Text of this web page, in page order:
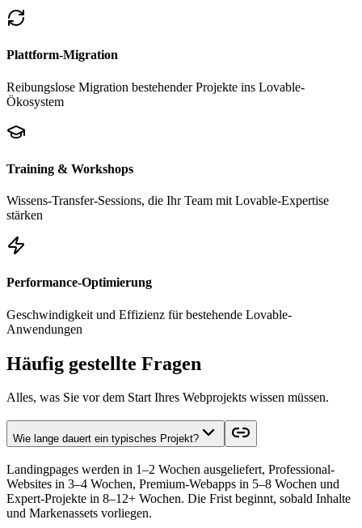
Plattform-Migration
Reibungslose Migration bestehender Projekte ins Lovable-
Ökosystem
Training & Workshops
Wissens-Transfer-Sessions, die Ihr Team mit Lovable-Expertise
stärken
Performance-Optimierung
Geschwindigkeit und Effizienz für bestehende Lovable-
Anwendungen
Häufig gestellte Fragen
Alles, was Sie vor dem Start Ihres Webprojekts wissen müssen.
Wie lange dauert ein typisches Projekt?
Landingpages werden in 1–2 Wochen ausgeliefert, Professional-
Websites in 3–4 Wochen, Premium-Webapps in 5–8 Wochen und
Expert-Projekte in 8–12+ Wochen. Die Frist beginnt, sobald Inhalte
und Markenassets vorliegen.